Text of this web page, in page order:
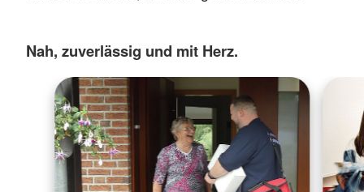
Nah, zuverlässig und mit Herz.